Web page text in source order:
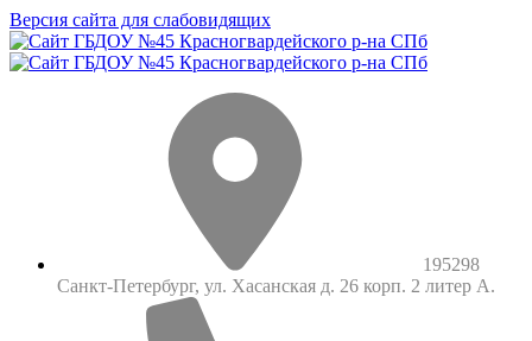
Версия сайта для слабовидящих
195298
Санкт-Петербург, ул. Хасанская д. 26 корп. 2 литер А.